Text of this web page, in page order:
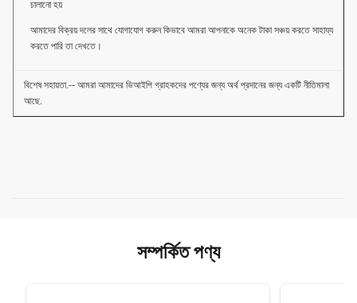
চালানো হয়
আমাদের বিক্রয় দলের সাথে যোগাযোগ করুন কিভাবে আমরা আপনাকে অনেক টাকা সঞ্চয় করতে সাহায্য
করতে পারি তা দেখতে।
বিশেষ সহায়তা.-- আমরা আমাদের ভিআইপি গ্রাহকদের পণ্যের জন্য অর্থ প্রদানের জন্য একটি নীতিমালা
আছে.
সম্পর্কিত পণ্য